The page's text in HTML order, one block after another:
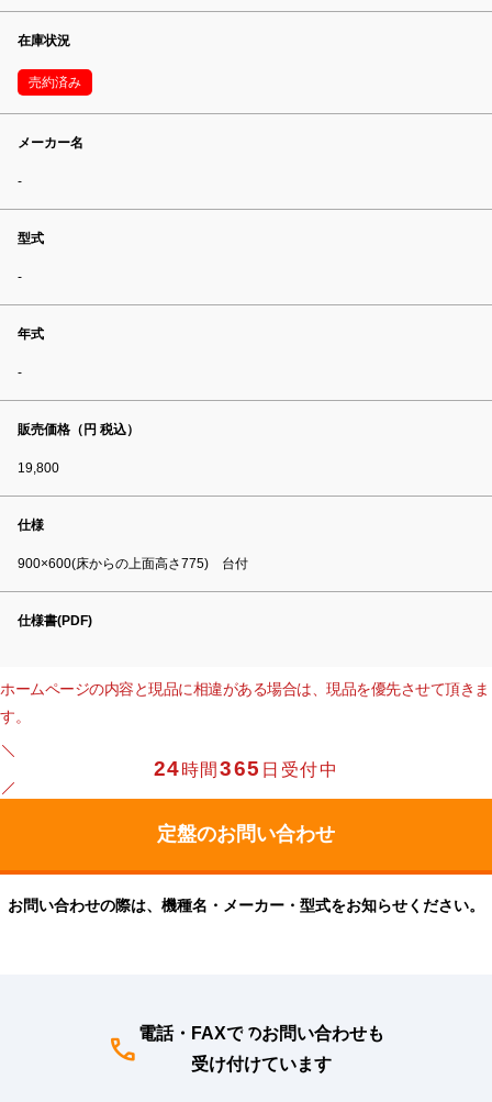
在庫状況
売約済み
メーカー名
-
型式
-
年式
-
販売価格（円 税込）
19,800
仕様
900×600(床からの上面高さ775) 台付
仕様書(PDF)
ホームページの内容と現品に相違がある場合は、現品を優先させて頂きま
す。
24時間365 日受付中
お問い合わせの際は、機種名・メーカー・型式をお知らせください。
電話・FAXでのお問い合わせも
受け付けています